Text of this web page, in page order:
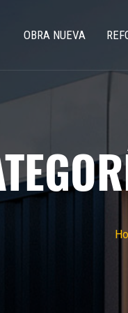
OBRA NUEVA